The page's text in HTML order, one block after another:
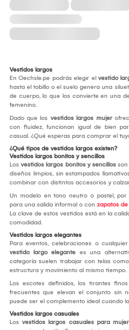
Vestidos largos
En Oechsle.pe podrás elegir el vestido
hasta el tobillo o el suelo genera una
de cuerpo, lo que los convierte en una
femenino.
Dado que los vestidos largos mujer
con fluidez, funcionan igual de bien
casual. ¿Qué esperas para comprar el
¿Qué tipos de vestidos largos existen?
Vestidos largos bonitos y sencillos
Los vestidos largos bonitos y sencillos
diseños limpios, sin estampados
combinar con distintos accesorios y
Un modelo en tono neutro o pastel, por
para una salida informal o con zapatos
La clave de estos vestidos está en la
comodidad.
Vestidos largos elegantes
Para eventos, celebraciones o
vestido largo elegante es una
categoría suelen trabajar con telas
estructura y movimiento al mismo tiempo.
Los escotes definidos, los tirantes
frecuentes que elevan el conjunto sin
puede ser el complemento ideal cuando
Vestidos largos casuales
Los vestidos largos casuales para mujer